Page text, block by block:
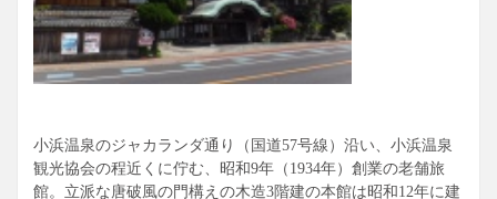
小浜温泉のジャカランダ通り（国道57号線）沿い、小浜温泉
観光協会の程近くに佇む、昭和9年（1934年）創業の老舗旅
館。立派な唐破風の門構えの木造3階建の本館は昭和12年に建